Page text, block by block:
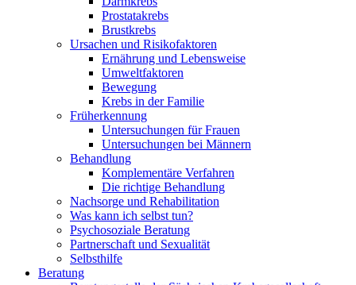
Prostatakrebs
Brustkrebs
Ursachen und Risikofaktoren
Ernährung und Lebensweise
Umweltfaktoren
Bewegung
Krebs in der Familie
Früherkennung
Untersuchungen für Frauen
Untersuchungen bei Männern
Behandlung
Komplementäre Verfahren
Die richtige Behandlung
Nachsorge und Rehabilitation
Was kann ich selbst tun?
Psychosoziale Beratung
Partnerschaft und Sexualität
Selbsthilfe
Beratung